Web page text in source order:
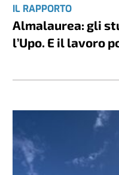
IL RAPPORTO
Almalaurea: gli
l’Upo. E il lavoro